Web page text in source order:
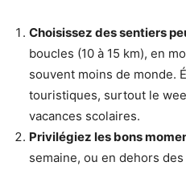
Choisissez des sentiers
boucles (10 à 15 km), en
souvent moins de monde.
touristiques, surtout le
vacances scolaires.
Privilégiez les bons
semaine, ou en dehors